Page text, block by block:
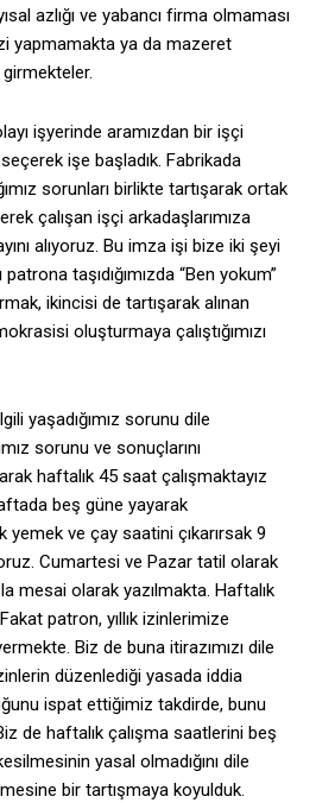
azlığı ve yabancı firma olmaması
yapmamakta ya da mazeret
işyerinde aramızdan bir işçi
işe başladık. Fabrikada
sorunları birlikte tartışarak ortak
çalışan işçi arkadaşlarımıza
alıyoruz. Bu imza işi bize iki şeyi
taşıdığımızda “Ben yokum”
ikincisi de tartışarak alınan
oluşturmaya çalıştığımızı
yaşadığımız sorunu dile
sorunu ve sonuçlarını
haftalık 45 saat çalışmaktayız
beş güne yayarak
yemek ve çay saatini çıkarırsak 9
Cumartesi ve Pazar tatil olarak
mesai olarak yazılmakta. Haftalık
patron, yıllık izinlerimize
Biz de buna itirazımızı dile
düzenlediği yasada iddia
ispat ettiğimiz takdirde, bunu
de haftalık çalışma saatlerini beş
yasal olmadığını dile
bir tartışmaya koyulduk.